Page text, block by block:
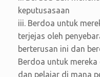
keputusasaan
iii. Berdoa untuk
terjejas oleh
berterusan ini dan
Berdoa untuk
dan pelajar di mana